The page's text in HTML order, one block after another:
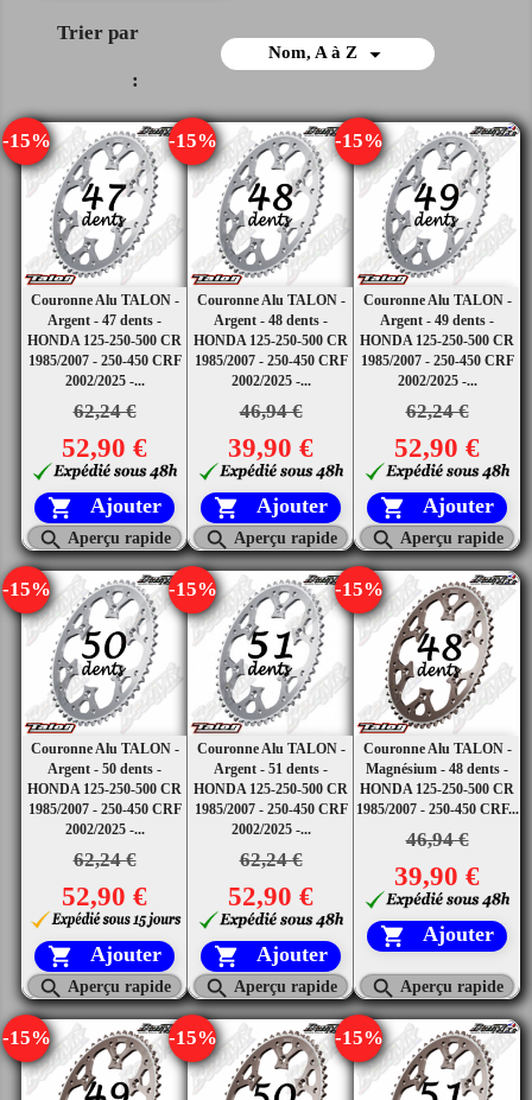
Trier par
:
Nom, A à Z 
Couronne Alu TALON -
Argent - 47 dents -
HONDA 125-250-500 CR
1985/2007 - 250-450 CRF
2002/2025 -...
62,24 €
-15%
52,90 €
 Ajouter
 Aperçu rapide
Couronne Alu TALON -
Argent - 48 dents -
HONDA 125-250-500 CR
1985/2007 - 250-450 CRF
2002/2025 -...
46,94 €
-15%
39,90 €
 Ajouter
 Aperçu rapide
Couronne Alu TALON -
Argent - 49 dents -
HONDA 125-250-500 CR
1985/2007 - 250-450 CRF
2002/2025 -...
62,24 €
-15%
52,90 €
 Ajouter
 Aperçu rapide
Couronne Alu TALON -
Argent - 50 dents -
HONDA 125-250-500 CR
1985/2007 - 250-450 CRF
2002/2025 -...
62,24 €
-15%
52,90 €
 Ajouter
 Aperçu rapide
Couronne Alu TALON -
Argent - 51 dents -
HONDA 125-250-500 CR
1985/2007 - 250-450 CRF
2002/2025 -...
62,24 €
-15%
52,90 €
 Ajouter
 Aperçu rapide
Couronne Alu TALON -
Magnésium - 48 dents -
HONDA 125-250-500 CR
1985/2007 - 250-450 CRF...
46,94 €
-15%
39,90 €
 Ajouter
 Aperçu rapide
-15% -15% -15%